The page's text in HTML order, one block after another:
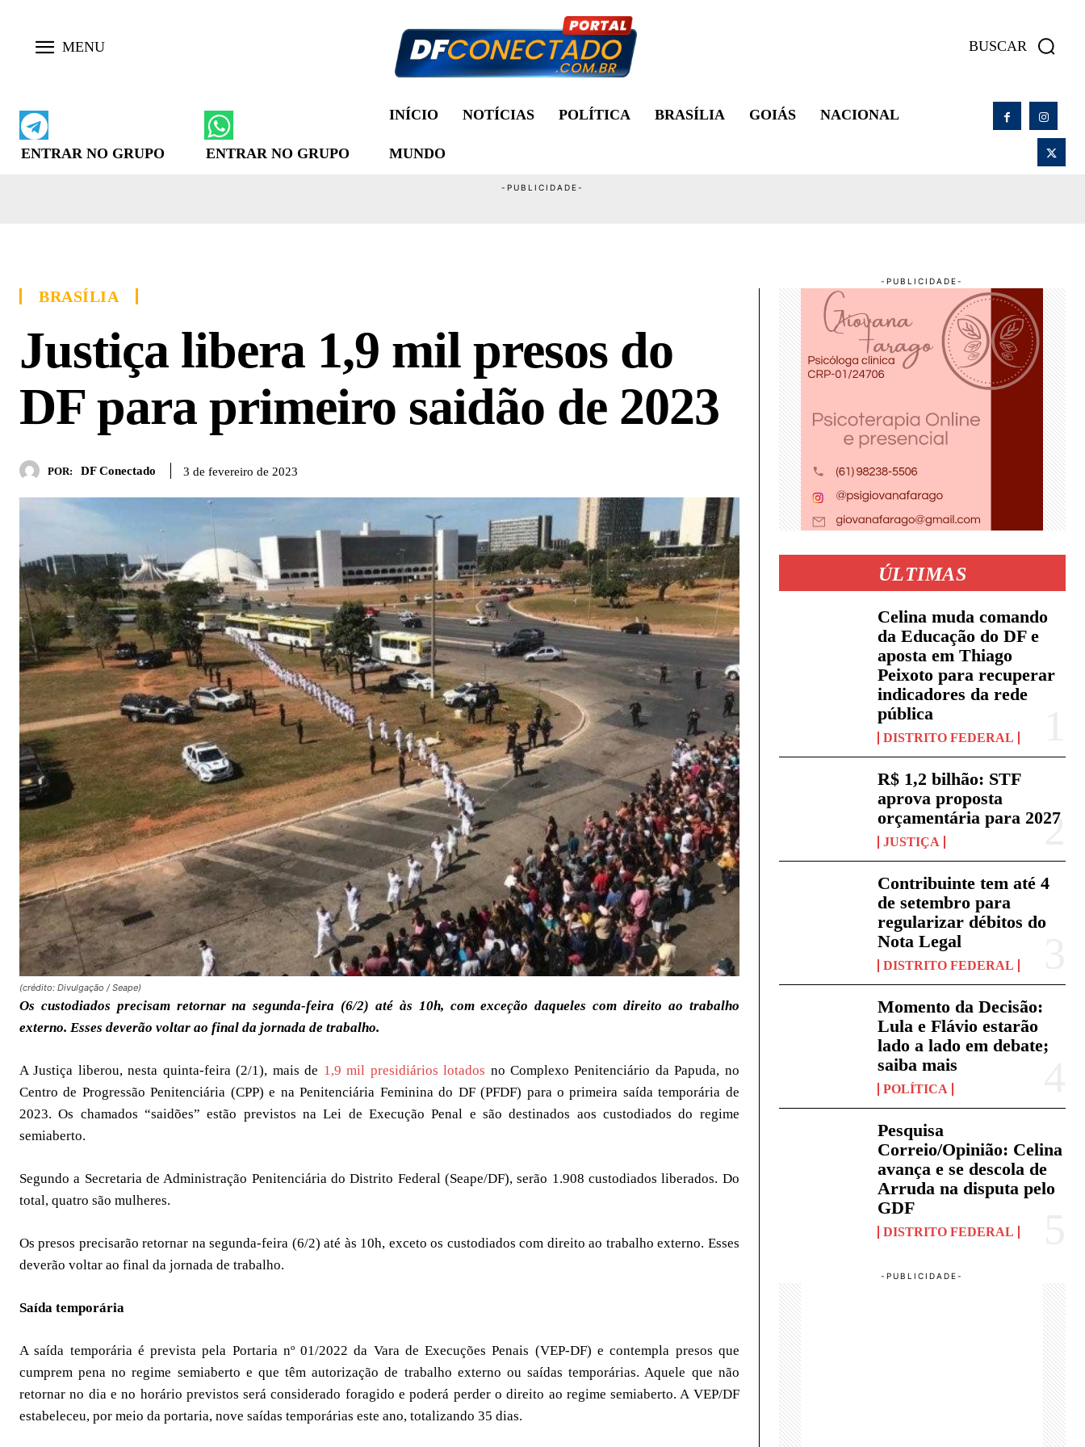
BUSCAR
ENTRAR NO GRUPO ENTRAR NO GRUPO
INÍCIO NOTÍCIAS POLÍTICA BRASÍLIA GOIÁS NACIONAL
MUNDO
BRASÍLIA
Justiça libera 1,9 mil presos do
DF para primeiro saidão de 2023
POR: DF Conectado 3 de fevereiro de 2023
(crédito: Divulgação / Seape)
Os custodiados precisam retornar na segunda-feira (6/2) até às 10h, com exceção daqueles com direito ao trabalho
externo. Esses deverão voltar ao final da jornada de trabalho.
A Justiça liberou, nesta quinta-feira (2/1), mais de 1,9 mil presidiários lotados no Complexo Penitenciário da Papuda, no
Centro de Progressão Penitenciária (CPP) e na Penitenciária Feminina do DF (PFDF) para o primeira saída temporária de
2023. Os chamados “saidões” estão previstos na Lei de Execução Penal e são destinados aos custodiados do regime
semiaberto.
Segundo a Secretaria de Administração Penitenciária do Distrito Federal (Seape/DF), serão 1.908 custodiados liberados. Do
total, quatro são mulheres.
Os presos precisarão retornar na segunda-feira (6/2) até às 10h, exceto os custodiados com direito ao trabalho externo. Esses
deverão voltar ao final da jornada de trabalho.
Saída temporária
A saída temporária é prevista pela Portaria nº 01/2022 da Vara de Execuções Penais (VEP-DF) e contempla presos que
cumprem pena no regime semiaberto e que têm autorização de trabalho externo ou saídas temporárias. Aquele que não
retornar no dia e no horário previstos será considerado foragido e poderá perder o direito ao regime semiaberto. A VEP/DF
estabeleceu, por meio da portaria, nove saídas temporárias este ano, totalizando 35 dias.
ÚLTIMAS
Celina muda comando
da Educação do DF e
aposta em Thiago
Peixoto para recuperar
indicadores da rede
pública
DISTRITO FEDERAL
R$ 1,2 bilhão: STF
aprova proposta
orçamentária para 2027
JUSTIÇA
Contribuinte tem até 4
de setembro para
regularizar débitos do
Nota Legal
DISTRITO FEDERAL
Momento da Decisão:
Lula e Flávio estarão
lado a lado em debate;
saiba mais
POLÍTICA
Pesquisa
Correio/Opinião: Celina
avança e se descola de
Arruda na disputa pelo
GDF
DISTRITO FEDERAL